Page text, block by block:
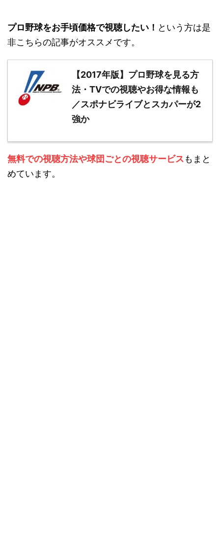
プロ野球をお手頃価格で視聴したい！ という方は是
非こちらの記事がオススメです。
【2017年版】プロ野球を見る方
法・TVでの視聴やお得な情報も
／スポナビライブとスカパーが2
強か
無料での視聴方法や球団ごとの視聴サービスもまと
めています。